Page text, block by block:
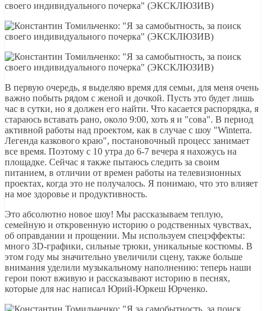
В первую очередь, я выделяю время для семьи, для меня очень
важно побыть рядом с женой и дочкой. Пусть это будет лишь
час в сутки, но я должен его найти. Что касается распорядка, я
стараюсь вставать рано, около 9:00, хоть я и "сова". В период
активной работы над проектом, как в случае с шоу "Winterra.
Легенда казкового краю", постановочный процесс занимает
все время. Поэтому с 10 утра до 6-7 вечера я нахожусь на
площадке. Сейчас я также пытаюсь следить за своим
питанием, в отличии от времен работы на телевизионных
проектах, когда это не получалось. Я понимаю, что это влияет
на мое здоровье и продуктивность.
Это абсолютно новое шоу! Мы рассказываем теплую,
семейную и откровенную историю о родственных чувствах,
об оправдании и прощении. Мы используем спецэффекты:
много 3D-графики, сильные трюки, уникальные костюмы. В
этом году мы значительно увеличили сцену, также больше
внимания уделили музыкальному наполнению: теперь наши
герои поют вживую и рассказывают историю в песнях,
которые для нас написал Юрий-Юркеш Юрченко.